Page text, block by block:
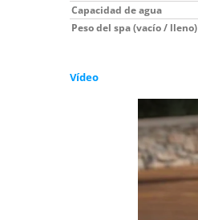
Capacidad de agua
Peso del spa (vacío / lleno)
Vídeo